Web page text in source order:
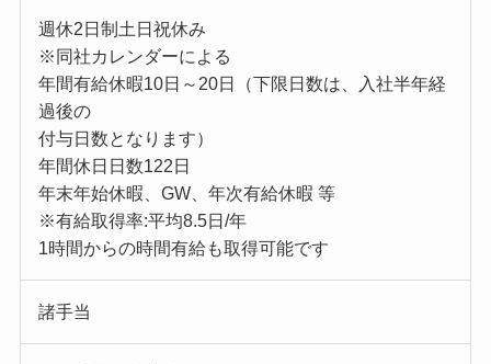
週休2日制土日祝休み
※同社カレンダーによる
年間有給休暇10日～20日（下限日数は、入社半年経
過後の
付与日数となります）
年間休日日数122日
年末年始休暇、GW、年次有給休暇 等
※有給取得率:平均8.5日/年
1時間からの時間有給も取得可能です
諸手当